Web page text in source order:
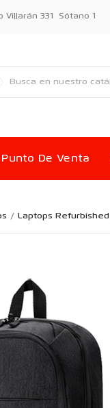
Villarán 331 Sótano 1
Punto De Venta
Laptops Refurbished